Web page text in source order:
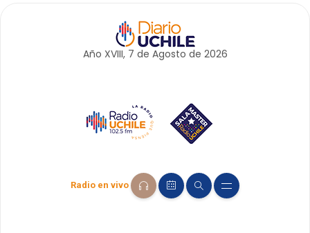
Año XVIII, 7 de Agosto de 2026
Radio en vivo